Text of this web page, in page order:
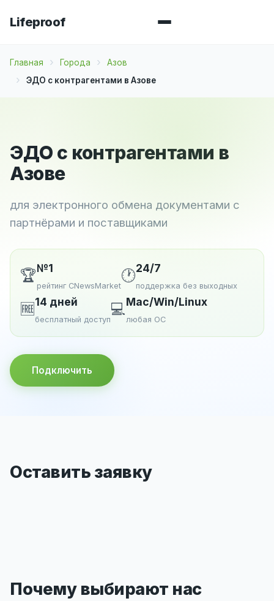
Lifeproof
Главная Города
Азов
ЭДО с контрагентами в Азове
ЭДО с контрагентами в
Азове
для электронного обмена документами с
партнёрами и поставщиками
🏆№1
рейтинг CNewsMarket
🕐24/7
поддержка без выходных
🆓14 дней
бесплатный доступ
💻Mac/Win/Linux
любая ОС
Подключить
Оставить заявку
Почему выбирают нас